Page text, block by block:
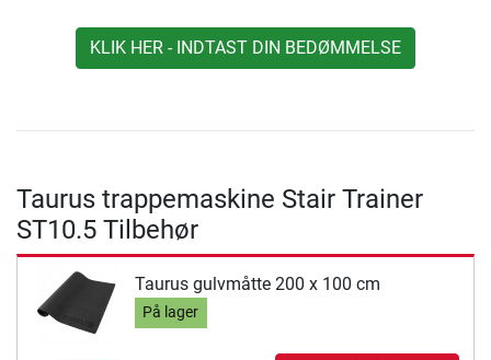
KLIK HER - INDTAST DIN BEDØMMELSE
Taurus trappemaskine Stair Trainer
ST10.5 Tilbehør
Taurus gulvmåtte 200 x 100 cm
På lager